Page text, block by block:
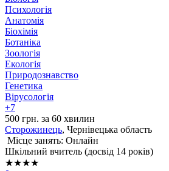
Психологія
Анатомія
Біохімія
Ботаніка
Зоологія
Екологія
Природознавство
Генетика
Вірусологія
+7
500 грн. за 60 хвилин
Сторожинець, Чернівецька область
Місце занять: Онлайн
Шкільний вчитель (досвід 14 років)
★★★★